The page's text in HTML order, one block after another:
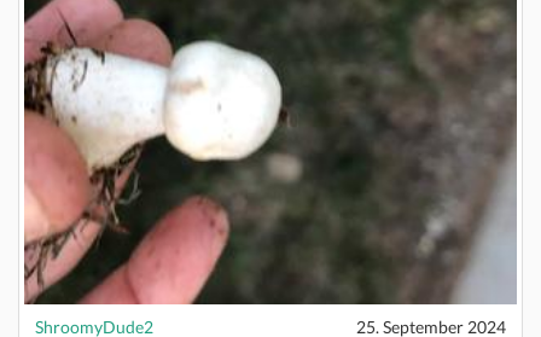
ShroomyDude2
25. September 2024